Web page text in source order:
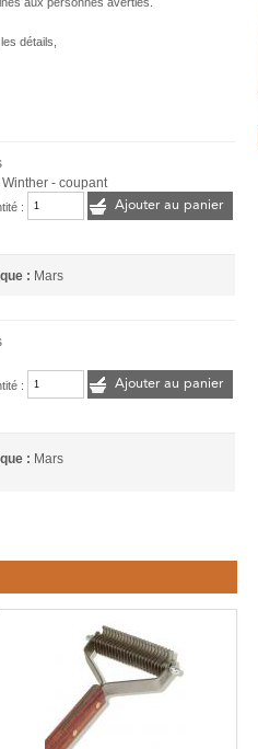
détails,
- coupant
: Ajouter au panier
: Mars
: Ajouter au panier
: Mars